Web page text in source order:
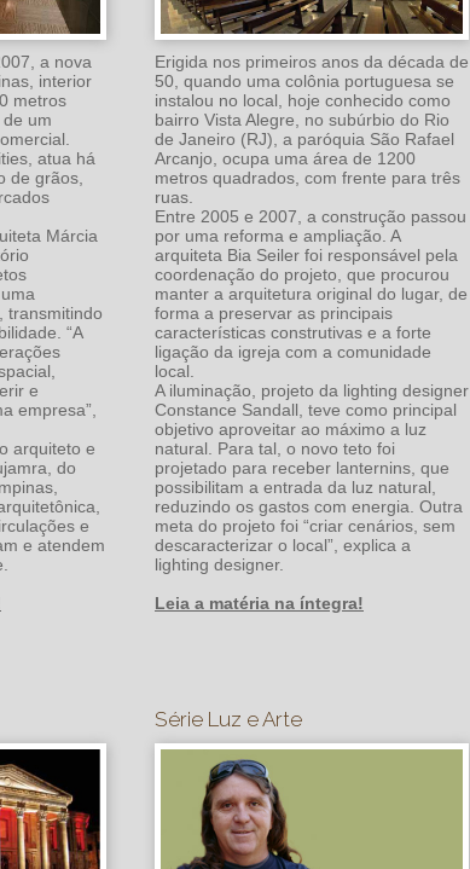
a nova
interior
metros
um
atua há
de grãos,
Márcia
transmitindo
“A
e
empresa”,
arquiteto e
do
e
e atendem
Erigida nos primeiros anos da década de
50, quando uma colônia portuguesa se
instalou no local, hoje conhecido como
bairro Vista Alegre, no subúrbio do Rio
de Janeiro (RJ), a paróquia São Rafael
Arcanjo, ocupa uma área de 1200
metros quadrados, com frente para três
ruas.
Entre 2005 e 2007, a construção passou
por uma reforma e ampliação. A
arquiteta Bia Seiler foi responsável pela
coordenação do projeto, que procurou
manter a arquitetura original do lugar, de
forma a preservar as principais
características construtivas e a forte
ligação da igreja com a comunidade
local.
A iluminação, projeto da lighting designer
Constance Sandall, teve como principal
objetivo aproveitar ao máximo a luz
natural. Para tal, o novo teto foi
projetado para receber lanternins, que
possibilitam a entrada da luz natural,
reduzindo os gastos com energia. Outra
meta do projeto foi “criar cenários, sem
descaracterizar o local”, explica a
lighting designer.
Leia a matéria na íntegra!
Série Luz e Arte